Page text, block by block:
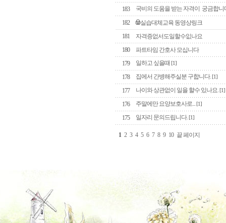
183
국비의 도움을 받는 자격이 궁금합니
182
실습대체교육 동영상링크
181
자격증없서도일할수잆나요
180
파트타임 간호사 모십니다
179
일하고 싶을때 [1]
178 집에서 간병해주실분 구합니다. [1]
177 나이와 상관없이 일을 햘수 있나요. [1]
176 주말에만 요양보호사로... [1]
175 일자리 문의드립니다. [1]
1 2 3 4 5 6 7 8 9 10 끝 페이지